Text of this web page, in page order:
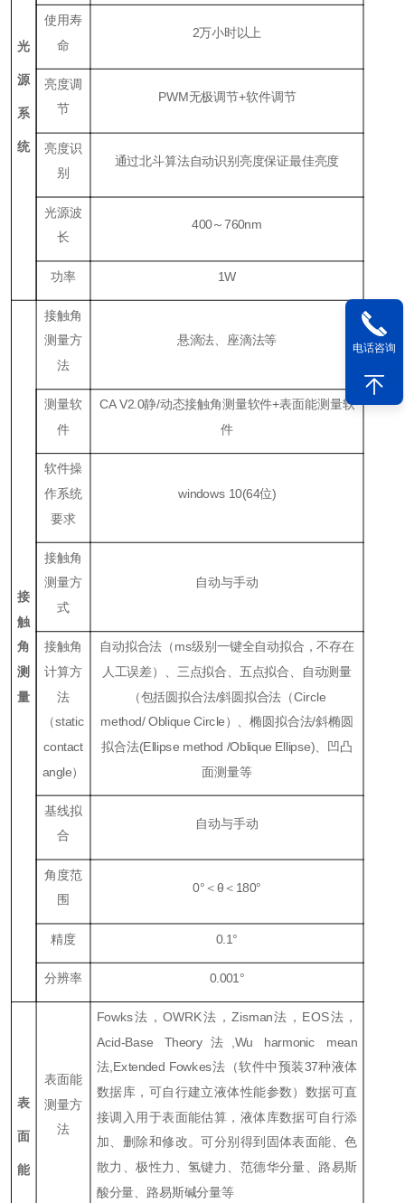
光
源
系
统
使用寿
命
2万小时以上
亮度调
节
PWM无极调节+软件调节
亮度识
别
通过北斗算法自动识别亮度保证最佳亮度
光源波
长
400～760nm
功率 1W
接
触
角
测
量
接触角
测量方
法
悬滴法、座滴法等
测量软
件
CA V2.0静/动态接触角测量软件+表面能测量软
件
软件操
作系统
要求
windows 10(64位)
接触角
测量方
式
自动与手动
接触角
计算方
法
（static
contact
angle）
自动拟合法（ms级别一键全自动拟合，不存在
人工误差）、三点拟合、五点拟合、自动测量
（包括圆拟合法/斜圆拟合法（Circle
method/ Oblique Circle）、椭圆拟合法/斜椭圆
拟合法(Ellipse method /Oblique Ellipse) 、凹凸
面测量等
基线拟
合
自动与手动
角度范
围
0°＜θ＜ 180°
精度 0.1°
分辨率 0.001 °
表
面
能
表面能
测量方
法
Fowks法，OWRK法，Zisman法， EOS法，
Acid-Base Theory 法 ,Wu harmonic mean
法 ,Extended Fowkes法（软件中预装37种液体
数据库，可自行建立液体性能参数）数据可直
接调入用于表面能估算，液体库数据可自行添
加、删除和修改。可分别得到固体表面能、色
散力、极性力、氢键力、范德华分量、路易斯
酸分量、路易斯碱分量等
电话咨询